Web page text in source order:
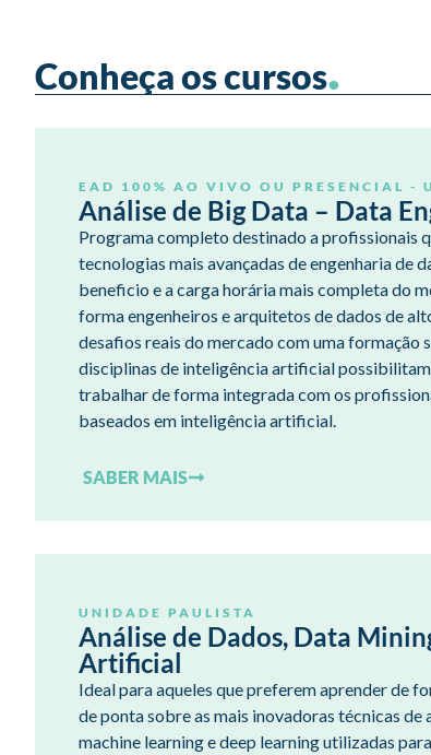
Conheça os cursos.
EAD 100% AO VIVO OU PRESENCIAL -
Análise de Big Data – Data
Programa completo destinado a profissionais
tecnologias mais avançadas de engenharia de
beneficio e a carga horária mais completa do
forma engenheiros e arquitetos de dados de
desafios reais do mercado com uma formação
disciplinas de inteligência artificial possibilitam
trabalhar de forma integrada com os
baseados em inteligência artificial.
SABER MAIS
UNIDADE PAULISTA
Análise de Dados, Data
Artificial
Ideal para aqueles que preferem aprender de
de ponta sobre as mais inovadoras técnicas
machine learning e deep learning utilizadas